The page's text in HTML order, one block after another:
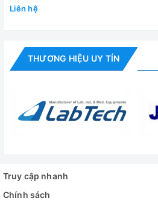
Liên hệ
THƯƠNG HIỆU UY TÍN
Truy cập nhanh
Chính sách